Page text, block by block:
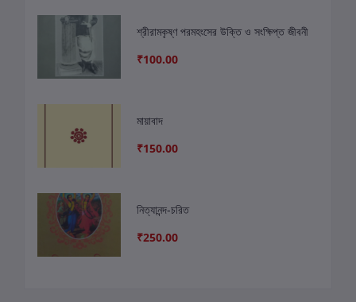
শ্রীরামকৃষ্ণ পরমহংসের উক্তি ও সংক্ষিপ্ত জীবনী
₹100.00
মায়াবাদ
₹150.00
নিত্যানন্দ-চরিত
₹250.00